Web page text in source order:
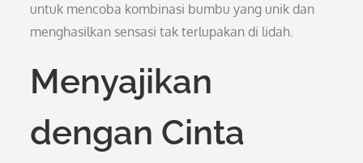
untuk mencoba kombinasi bumbu yang unik dan
menghasilkan sensasi tak terlupakan di lidah.
Menyajikan
dengan Cinta